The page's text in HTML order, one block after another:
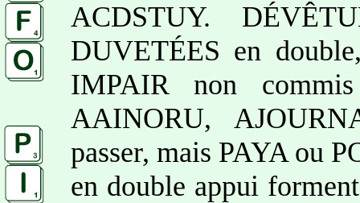
ACDSTUY.
DUVETÉES en
IMPAIR non
AAINORU,
passer, mais PAYA ou
en double appui